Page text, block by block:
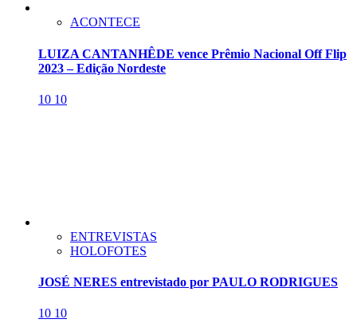
ACONTECE
LUIZA CANTANHÊDE vence Prêmio Nacional Off Flip
2023 – Edição Nordeste
10 10
ENTREVISTAS
HOLOFOTES
JOSÉ NERES entrevistado por PAULO RODRIGUES
10 10